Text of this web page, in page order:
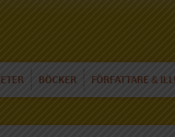
BÖCKER FÖRFATTARE &